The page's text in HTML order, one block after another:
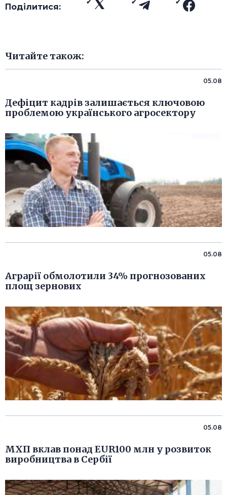
Поділитися:
Читайте також:
05.08
Дефіцит кадрів залишається ключовою
проблемою українського агросектору
05.08
Аграрії обмолотили 34% прогнозованих
площ зернових
05.08
МХП вклав понад EUR100 млн у розвиток
виробництва в Сербії